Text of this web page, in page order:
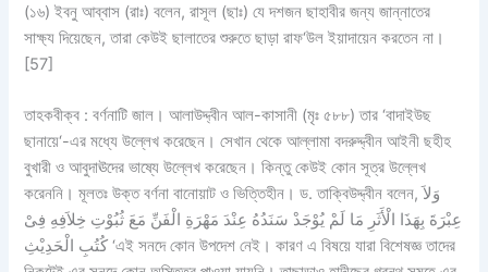
(১৬) ইবনু আব্বাস (রাঃ) বলেন, রাসূল (ছাঃ) যে দশজন ছাহাবীর জন্য জান্নাতের
সাক্ষ্য দিয়েছেন, তারা কেউই ছালাতের শুরুতে ছাড়া রাফ‘উল ইয়াদায়েন করতেন না।
[57]
তাহকবীক্ব : বর্ণনাটি জাল। আলাউদ্দ্বীন আল-কাসানী (মৃঃ ৫৮৮) তার ‘বাদাইউছ
ছানায়ে‘-এর মধ্যে উল্লেখ করেছেন। সেখান থেকে আল্লামা বদরুদ্দ্বীন আইনী ছহীহ
বুখারী ও আবুদাঊদের ভাষ্যে উল্লেখ করেছেন। কিন্তু কেউই কোন সূত্র উল্লেখ
করেননি। মূলতঃ উক্ত বর্ণনা বানোয়াট ও ভিত্তিহীন। ড. তাক্বিউদ্দ্বীন বলেন, وَلاَ
عِبْرَةَ بِهَذَا الْأَثَرِ مَا لَمْ يُوْجَدْ سَنَدُهُ عِنْدَ مَهْرَةِ الْفَنِّ مَعَ ثُبُوْتِ خِلاَفِهِ فِىْ
كُتُبِ الْحَدِيْثِ ‘এই সনদে কোন উপদেশ নেই। কারণ এ বিষয়ে যারা বিশেষজ্ঞ তাদের